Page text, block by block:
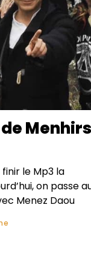
Menhirs
le Mp3 la
on passe
Menez Daou